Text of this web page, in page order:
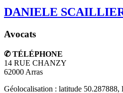
DANIELE
Avocats
✆ TÉLÉPHONE
14 RUE CHANZY
62000 Arras
Géolocalisation : latitude 50.287888,